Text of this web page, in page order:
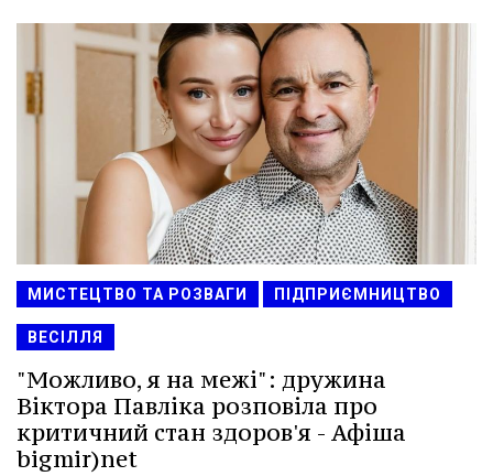
МИСТЕЦТВО ТА РОЗВАГИ ПІДПРИЄМНИЦТВО
ВЕСІЛЛЯ
"Можливо, я на межі": дружина
Віктора Павліка розповіла про
критичний стан здоров'я - Афіша
bigmir)net